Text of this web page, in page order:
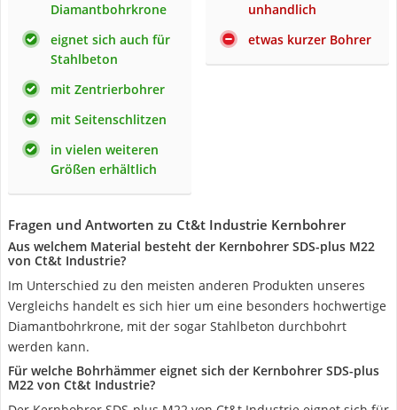
Diamantbohrkrone
eignet sich auch für
Stahlbeton
mit Zentrierbohrer
mit Seitenschlitzen
in vielen weiteren
Größen erhältlich
unhandlich
etwas kurzer Bohrer
Fragen und Antworten zu Ct&t Industrie Kernbohrer
Aus welchem Material besteht der Kernbohrer SDS-plus M22
von Ct&t Industrie?
Im Unterschied zu den meisten anderen Produkten unseres
Vergleichs handelt es sich hier um eine besonders hochwertige
Diamantbohrkrone, mit der sogar Stahlbeton durchbohrt
werden kann.
Für welche Bohrhämmer eignet sich der Kernbohrer SDS-plus
M22 von Ct&t Industrie?